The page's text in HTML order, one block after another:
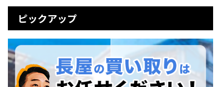
ピックアップ